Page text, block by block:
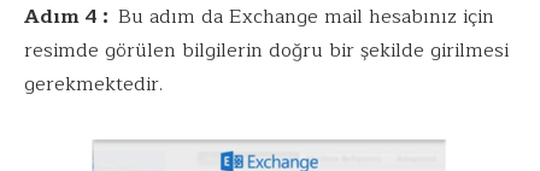
Adım 4 : Bu adım da Exchange mail hesabınız için
resimde görülen bilgilerin doğru bir şekilde girilmesi
gerekmektedir.